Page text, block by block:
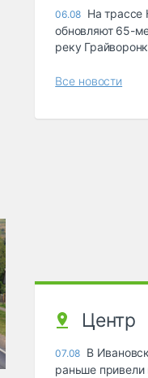
06.08 На трассе
обновляют 65-
реку
Все новости
Центр
07.08 В
раньше